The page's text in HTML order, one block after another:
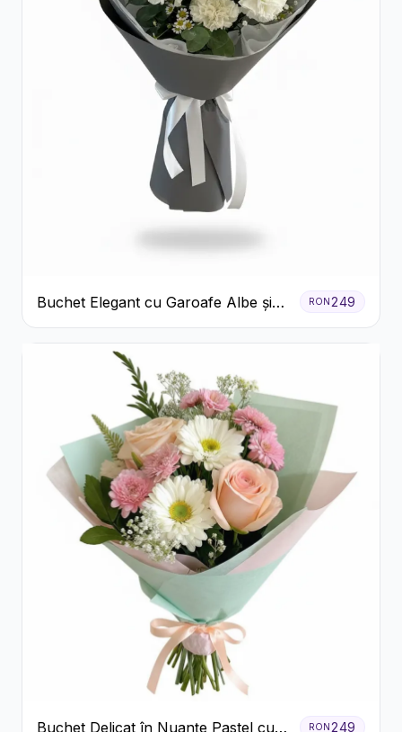
Buchet Elegant cu Garoafe Albe și
Eucalipt
RON 249
Buchet Delicat în Nuanțe Pastel cu
RON 249